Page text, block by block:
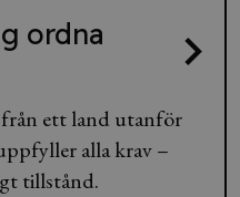
ordna
från ett land utanför
alla krav –
tillstånd.